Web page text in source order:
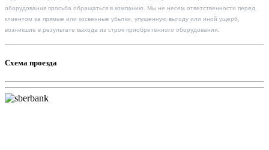
оборудования просьба обращаться в компанию. Мы не несем ответственности перед
клиентом за прямые или косвенные убытки, упущенную выгоду или иной ущерб,
возникшие в результате выхода из строя приобретенного оборудования.
Схема проезда